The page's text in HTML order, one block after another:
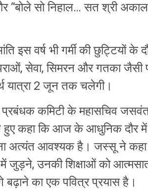
“बोले सो निहाल… सत श्री
इस वर्ष भी गर्मी की छुट्टियों
सेवा, सिमरन और गतका जैसी
यात्रा 2 जून तक चलेगी।
प्रबंधक कमिटी के महासचिव
कहा कि आज के आधुनिक दौर में
अत्यंत आवश्यक है। जस्सू ने कहा
जुड़ने, उनकी शिक्षाओं को
का एक पवित्र प्रयास है।